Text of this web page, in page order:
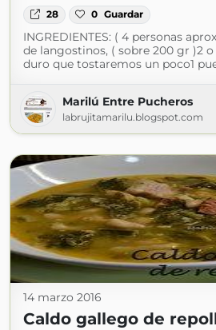
28 0 Guardar
INGREDIENTES: ( 4 personas
de langostinos, ( sobre 200 gr )2
duro que tostaremos un poco1
Marilú Entre Pucheros
labrujitamarilu.blogspot.com
14 marzo 2016
Caldo gallego de